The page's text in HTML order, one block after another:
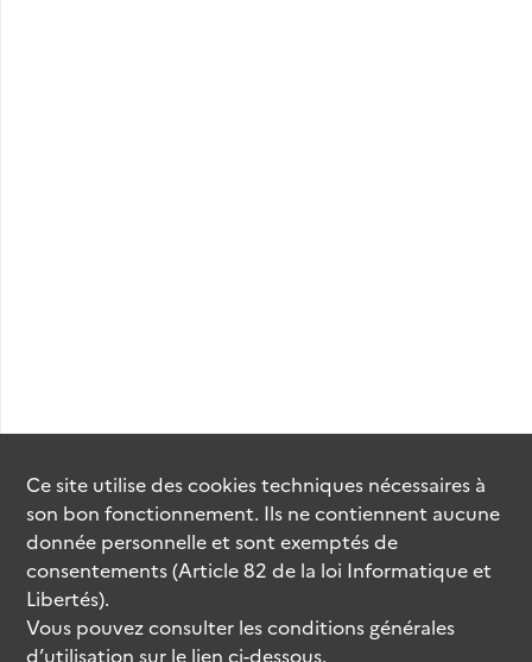
Ce site utilise descookiestechniques nécessaires à
son bon fonctionnement. Ils ne contiennent aucune
donnée personnelle et sont exemptés de
consentements (Article 82 de la loi Informatique et
Libertés).
Vous pouvez consulter les conditions générales
d’utilisation sur le lien ci-dessous.